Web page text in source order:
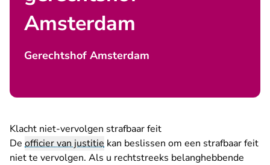
Amsterdam
Gerechtshof Amsterdam
Klacht niet-vervolgen strafbaar feit
De officier van justitie kan beslissen om een strafbaar feit
niet te vervolgen. Als u rechtstreeks belanghebbende